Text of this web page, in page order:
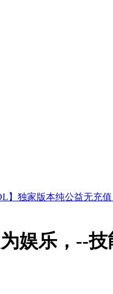
】独家版本纯公益无充
娱乐，--